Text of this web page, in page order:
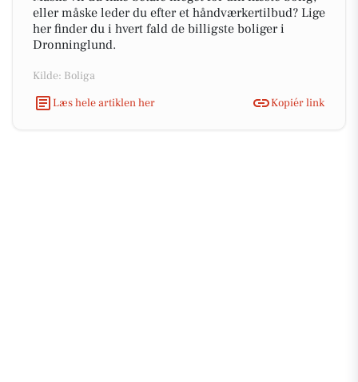
eller måske leder du efter et håndværkertilbud? Lige
her finder du i hvert fald de billigste boliger i
Dronninglund.
Kilde: Boliga
Læs hele artiklen her
Kopiér link